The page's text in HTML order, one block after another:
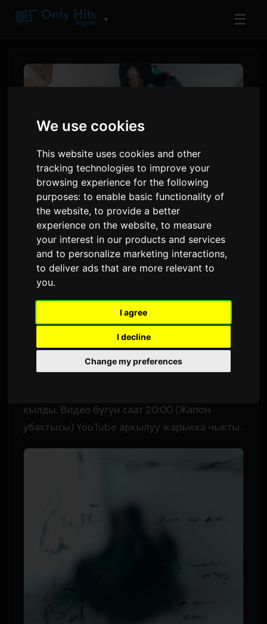
We use cookies
This website uses cookies and other
tracking technologies to improve your
browsing experience for the following
purposes:to enable basic functionality of
the website,to provide a better
experience on the website,to measure
your interest in our products and services
and to personalize marketing interactions,
to deliver ads that are more relevant to
you.
I agree
I decline
Change my preferences
▼ ☰
Ayase 'うるさ' ырынын
'dialogue' EP
аталышындагы жеке
релизи үчүн музыкалык
видеопремьера кылды
3 июнь 2026
Англисчеден которулган
YOASOBI тобунун композитору Ayase "うるさ"
кылды. Видео бүгүн саат 20:00 (Жапон
убактысы) YouTube аркылуу жарыкка чыкты.